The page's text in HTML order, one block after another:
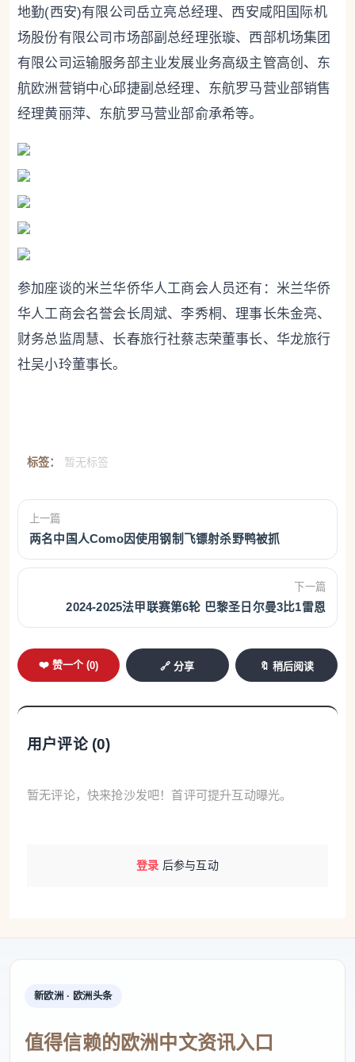
地勤(西安)有限公司岳立亮总经理、西安咸阳国际机
场股份有限公司市场部副总经理张璇、西部机场集团
有限公司运输服务部主业发展业务高级主管高创、东
航欧洲营销中心邱捷副总经理、东航罗马营业部销售
经理黄丽萍、东航罗马营业部俞承希等。
参加座谈的米兰华侨华人工商会人员还有：米兰华侨
华人工商会名誉会长周斌、李秀桐、理事长朱金亮、
财务总监周慧、长春旅行社蔡志荣董事长、华龙旅行
社吴小玲董事长。
标签： 暂无标签
上一篇
两名中国人Como因使用钢制飞镖射杀野鸭被抓
下一篇
2024-2025法甲联赛第6轮 巴黎圣日尔曼3比1雷恩
❤️ 赞一个 (0) 🔗 分享 🔖 稍后阅读
用户评论 (0)
暂无评论，快来抢沙发吧！首评可提升互动曝光。
登录 后参与互动
新欧洲 · 欧洲头条
值得信赖的欧洲中文资讯入口